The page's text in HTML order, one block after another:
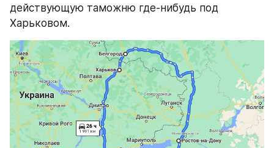
действующую таможню где-нибудь под
Харьковом.